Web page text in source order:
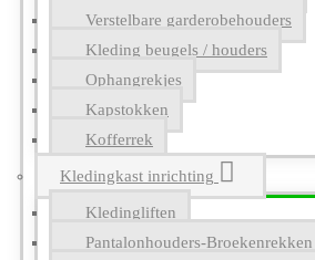
Verstelbare garderobehouders
Kleding beugels / houders
Ophangrekjes
Kapstokken
Kofferrek
Kledingkast inrichting
Kledingliften
Pantalonhouders-Broekenrekken